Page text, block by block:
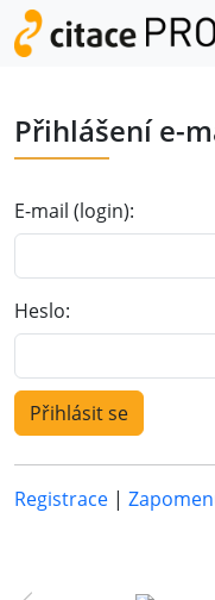
Přihlášení e-
E-mail (login):
Heslo:
Registrace |